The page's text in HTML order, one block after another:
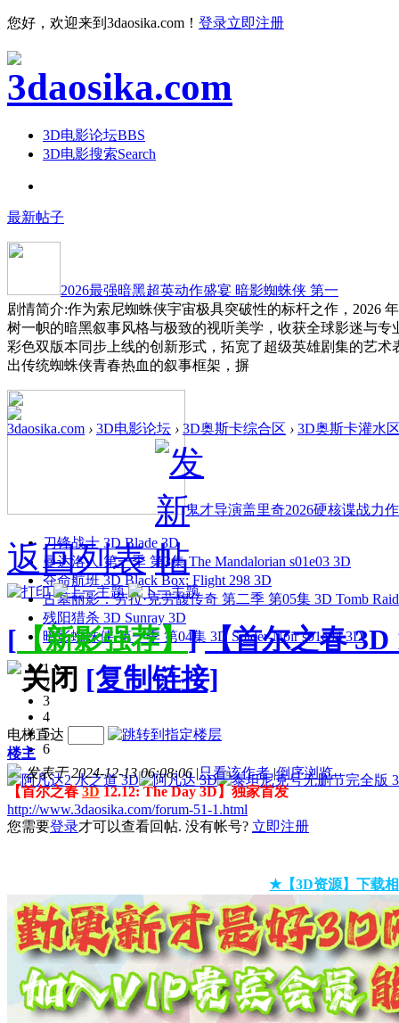
您好，欢迎来到3daosika.com！ 登录立即注册
3D电影论坛BBS
3D电影搜索Search
最新帖子
2026最强暗黑超英动作盛宴 暗影蜘蛛侠 第一
剧情简介:作为索尼蜘蛛侠宇宙极具突破性的标杆之作，2026
树一帜的暗黑叙事风格与极致的视听美学，收获全球影迷与
彩色双版本同步上线的创新形式，拓宽了超级英雄剧集的艺
出传统蜘蛛侠青春热血的叙事框架，摒
鬼才导演盖里奇2026硬核谍战力
刀锋战士 3D Blade 3D
曼达洛人 第一季 第3集 The Mandalorian s01e03 3D
夺命航班 3D Black Box: Flight 298 3D
古墓丽影：劳拉·克劳馥传奇 第二季 第05集 3D Tomb
残阳猎杀 3D Sunray 3D
暗影蜘蛛侠 第一季 第04集 3D Spider-Noir s01e04 3D
1
2
3
4
5
6
3daosika.com › 3D电影论坛 › 3D奥斯卡综合区 › 3D奥斯卡灌水
返回列表
[ 【新影强荐】] 【首尔之春 3D
[复制链接]
电梯直达
楼主
发表于 2024-12-13 06:08:06 |只看该作者 |倒序浏览
【首尔之春3D12.12: The Day 3D】独家首发
http://www.3daosika.com/forum-51-1.html
您需要登录才可以查看回帖. 没有帐号? 立即注册
★【3D资源】下载